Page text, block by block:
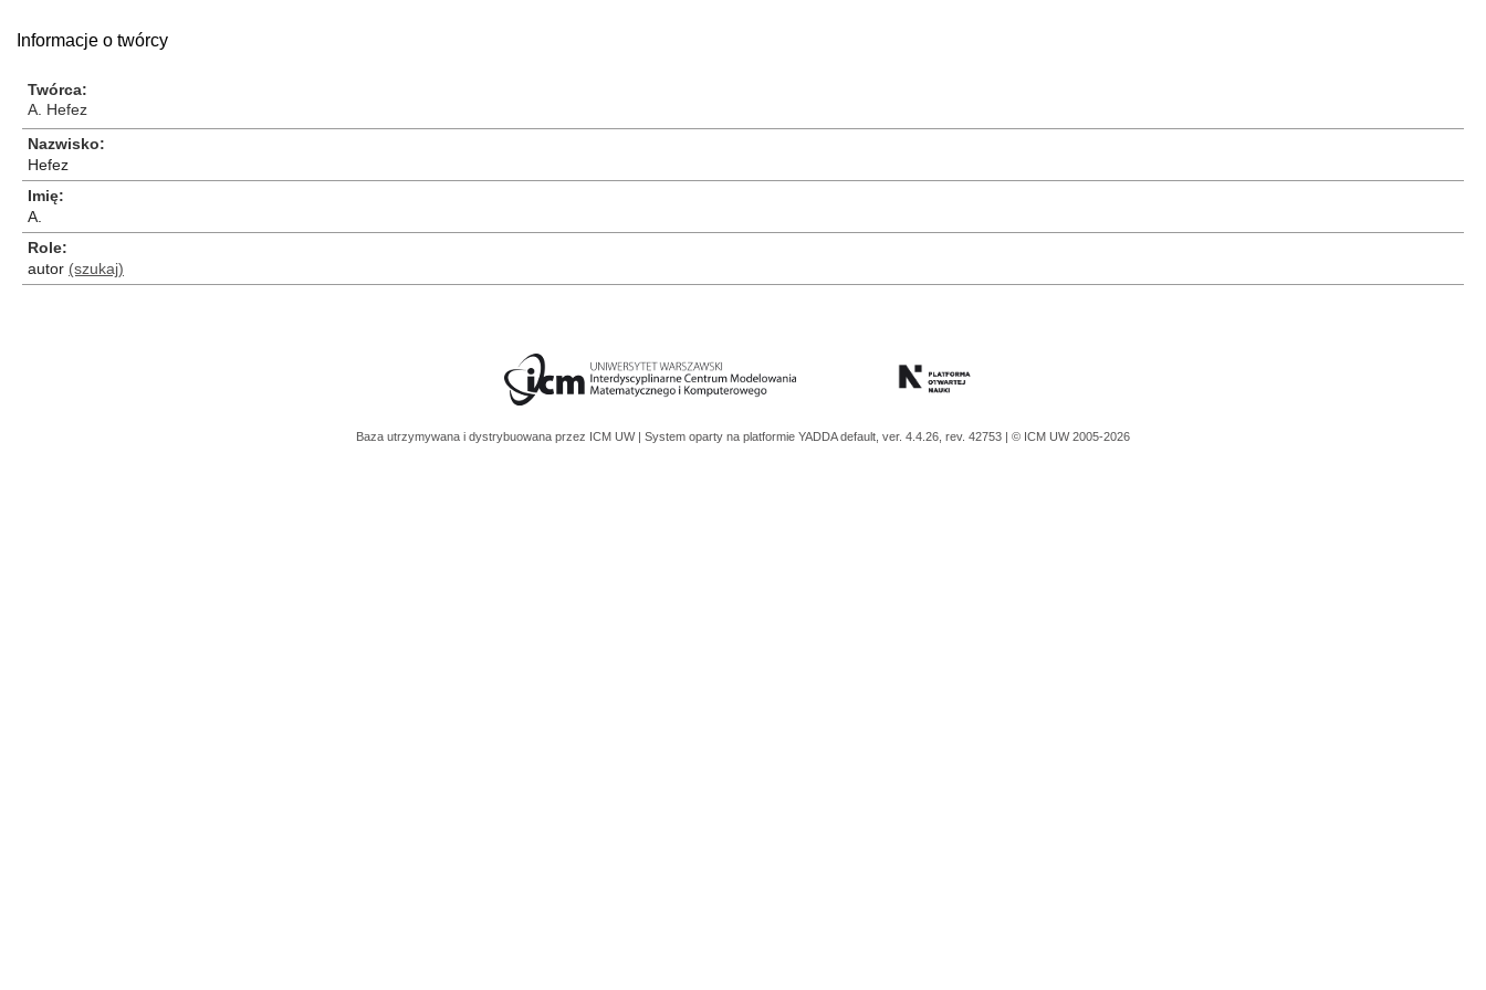
Informacje o twórcy
Twórca
A. Hefez
Nazwisko
Hefez
Imię
A.
Role
autor (szukaj)
Baza utrzymywana i dystrybuowana przez ICM UW | System oparty na platformie YADDAdefault, ver. 4.4.26, rev. 42753 | © ICM UW 2005-2026